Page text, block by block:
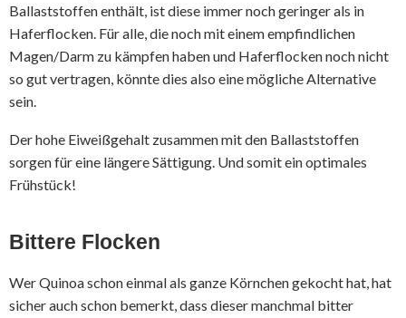
Ballaststoffen enthält, ist diese immer noch geringer als in
Haferflocken. Für alle, die noch mit einem empfindlichen
Magen/Darm zu kämpfen haben und Haferflocken noch nicht
so gut vertragen, könnte dies also eine mögliche Alternative
sein.
Der hohe Eiweißgehalt zusammen mit den Ballaststoffen
sorgen für eine längere Sättigung. Und somit ein optimales
Frühstück!
Bittere Flocken
Wer Quinoa schon einmal als ganze Körnchen gekocht hat, hat
sicher auch schon bemerkt, dass dieser manchmal bitter